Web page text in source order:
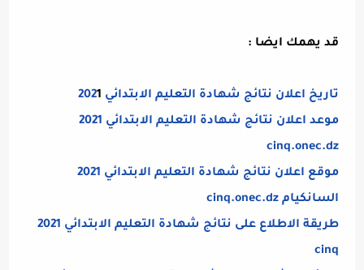
قد يهمك ايضا :
تاريخ اعلان نتائج شهادة التعليم الابتدائي 202 1
موعد اعلان نتائج شهادة التعليم الابتدائي 2021
cinq.onec.dz
موقع اعلان نتائج شهادة التعليم الابتدائي 2021
السانكيام cinq.onec.dz
طريقة الاطلاع على نتائج شهادة التعليم الابتدائي 2021
cinq